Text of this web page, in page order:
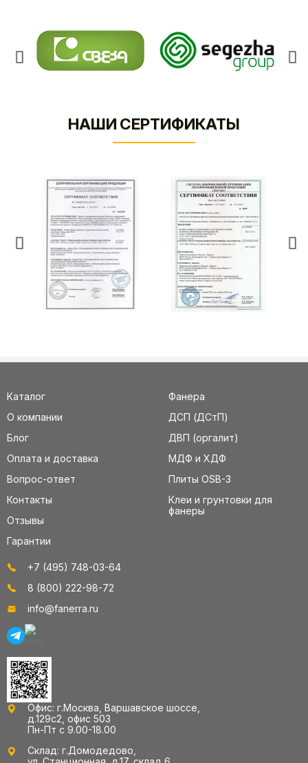
НАШИ СЕРТИФИКАТЫ
Каталог
О компании
Блог
Оплата и доставка
Вопрос-ответ
Контакты
Отзывы
Гарантии
Фанера
ДСП (ДСтП)
ДВП (оргалит)
МДФ и ХДФ
Плиты OSB-3
Клеи и грунтовки для
фанеры
+7 (495) 748-03-64
8 (800) 222-98-72
info@fanerra.ru
Офис: г.Москва, Варшавское шоссе,
д.129с2, офис 503
Пн-Пт с 9.00-18.00
Склад: г.Домодедово,